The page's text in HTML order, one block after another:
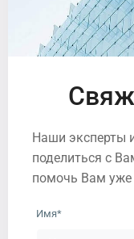
Наши эксперты
поделиться с
помочь Вам уже
Имя*